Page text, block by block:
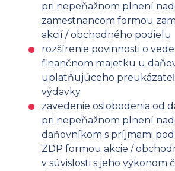
pri nepeňažnom plnení
zamestnancom formou
akcií / obchodného podielu
rozšírenie povinnosti o
finančnom majetku u
uplatňujúceho
výdavky
zavedenie oslobodenia od
pri nepeňažnom plnení
daňovníkom s príjmami
ZDP formou akcie /
v súvislosti s jeho výkonom